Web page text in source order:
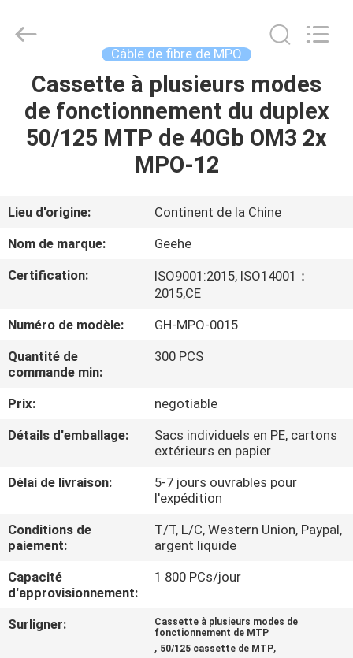
MAISON
PRODUITS
SUJET
DE
NOUS
VISITE
CONTRÔLE
QUALITÉ
CONTACTEZ-
NOUS
NOUVELLES
CAS
Communication
Co.,ltd.
Developed
Câble de fibre de MPO
Cassette à plusieurs modes
de fonctionnement du duplex
50/125 MTP de 40Gb OM3 2x
MPO-12
Lieu d'origine:
Continent de la Chine
Nom de marque:
Geehe
Certification:
ISO9001:2015, ISO14001：
2015,CE
Numéro de modèle:
GH-MPO-0015
Quantité de
commande min:
300 PCS
Prix:
negotiable
Détails d'emballage:
Sacs individuels en PE, cartons
extérieurs en papier
Délai de livraison:
5-7 jours ouvrables pour
l'expédition
Conditions de
paiement:
T/T, L/C, Western Union, Paypal,
argent liquide
Capacité
d'approvisionnement:
1 800 PCs/jour
Surligner:
Cassette à plusieurs modes de
fonctionnement de MTP
, 50/125 cassette de MTP,